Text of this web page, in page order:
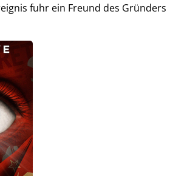
fuhr ein Freund des Gründers